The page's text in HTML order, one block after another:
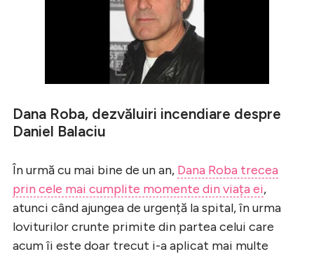
Dana Roba, dezvăluiri incendiare despre
Daniel Balaciu
În urmă cu mai bine de un an, Dana Roba trecea
prin cele mai cumplite momente din viața ei,
atunci când ajungea de urgență la spital, în urma
loviturilor crunte primite din partea celui care
acum îi este doar trecut i-a aplicat mai multe